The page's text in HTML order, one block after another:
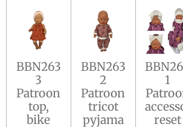
BBN263
3
Patroon
top,
bike
BBN263
2
Patroon
tricot
pyjama
1
reset